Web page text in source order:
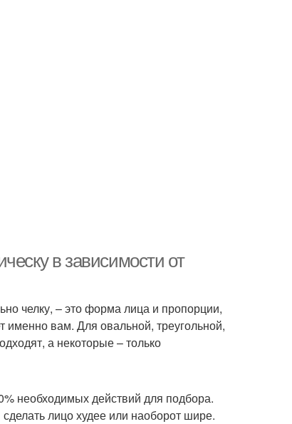
в зависимости от
челку, – это форма лица и пропорции,
именно вам. Для овальной, треугольной,
а некоторые – только
необходимых действий для подбора.
лицо худее или наоборот шире.